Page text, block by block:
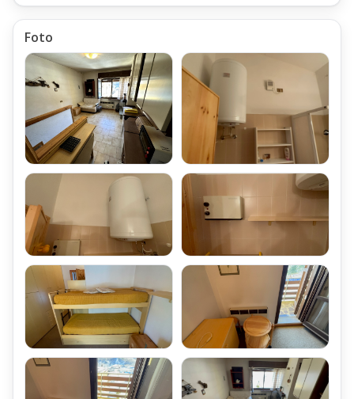
della Capacità di 80 Litri, installato nel Bagno del Piano Terzo.
Locali Accessori del Trilocale Faidello Pulicchio
L'Appartamento Abetone Faidello Tre Vani Mq 70 Fronte Pista
Sci
è corredato di un Posto Auto Assegnato Scoperto,
ubicato all'interno del Parcheggio scoperto del Condominio,
chiuso e protetto con sbarra automatica,
con telecomando in dotazione all'appartamento.
Spese di Condominio del Trilocale Faidello
Le Spese di condominio dell' Appartamento Abetone Faidello
Tre Vani Mq 70 Fronte Pista Sci
sono quantificate in € 950 Annue,
le quali comprendono i seguenti servizi:
Amministrazione condominiale
Spalatura neve
Illuminazione esterna
Foto